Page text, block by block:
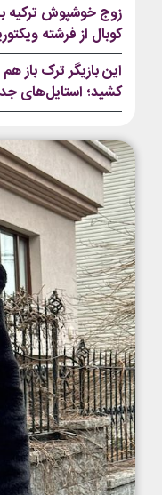
زوج خوشپوش ترکیه
کوبال از فرشته
این بازیگر ترک
کشید؛ استایل‌های